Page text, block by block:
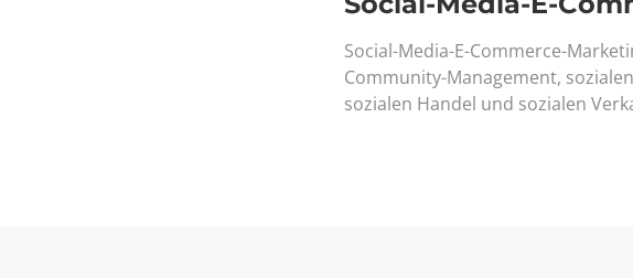
Social-Media-E-Commerce-
Community-Management,
sozialen Handel und sozialen